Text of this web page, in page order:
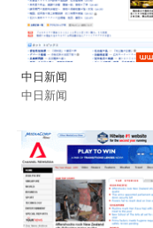
中日新闻
中日新闻